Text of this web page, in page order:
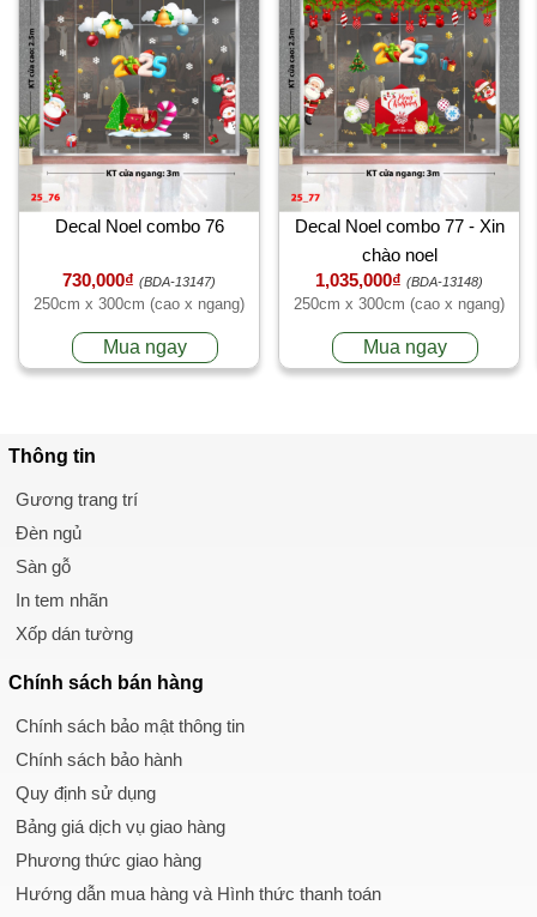
Decal Noel combo 76
730,000₫ (BDA-13147)
250cm x 300cm (cao x ngang)
Mua ngay
Decal Noel combo 77 - Xin
chào noel
1,035,000₫ (BDA-13148)
250cm x 300cm (cao x ngang)
Mua ngay
Thông tin
Gương trang trí
Đèn ngủ
Sàn gỗ
In tem nhãn
Xốp dán tường
Chính sách bán hàng
Chính sách bảo mật thông tin
Chính sách bảo hành
Quy định sử dụng
Bảng giá dịch vụ giao hàng
Phương thức giao hàng
Hướng dẫn mua hàng và Hình thức thanh toán